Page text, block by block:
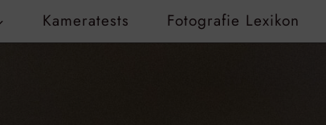
Kameratests Fotografie Lexikon